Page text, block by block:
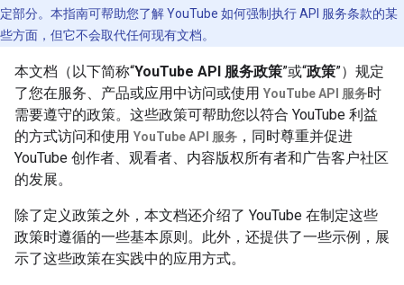
定部分。本指南可帮助您了解 YouTube 如何强制执行 API 服务条款的某
些方面，但它不会取代任何现有文档。
本文档（以下简称“YouTube API 服务政策”或“政策”）规定
了您在服务、产品或应用中访问或使用 YouTube API 服务时
需要遵守的政策。这些政策可帮助您以符合 YouTube 利益
的方式访问和使用 YouTube API 服务 ，同时尊重并促进
YouTube 创作者、观看者、内容版权所有者和广告客户社区
的发展。
除了定义政策之外，本文档还介绍了 YouTube 在制定这些
政策时遵循的一些基本原则。此外，还提供了一些示例，展
示了这些政策在实践中的应用方式。